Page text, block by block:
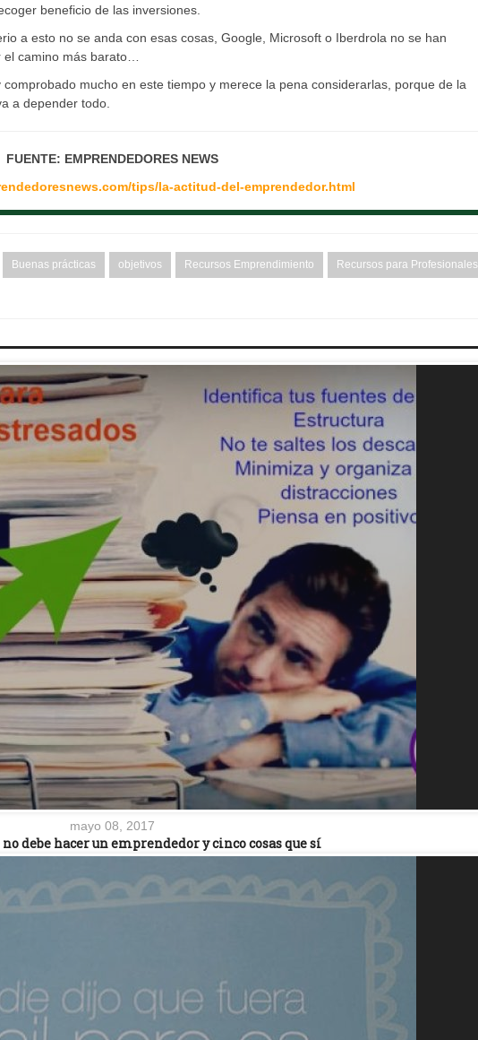
beneficio de las inversiones.
a esto no se anda con esas cosas, Google, Microsoft o Iberdrola no se han
el camino más barato…
mucho en este tiempo y merece la pena considerarlas, porque de la
a depender todo.
FUENTE: EMPRENDEDORES NEWS
tips/la-actitud-del-emprendedor.html
Buenas prácticas objetivos Recursos Emprendimiento Recursos para Profesionales
mayo 08, 2017
no debe hacer un emprendedor y cinco cosas que sí